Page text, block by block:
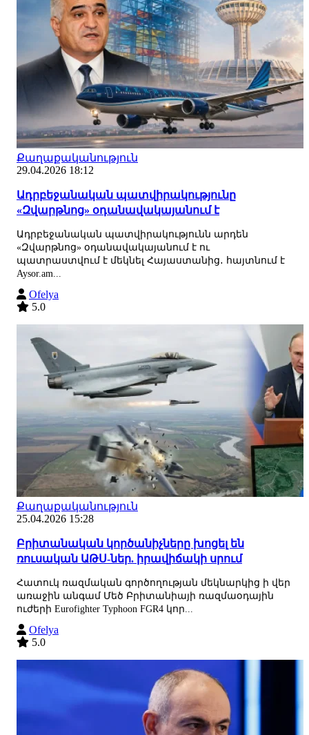
Քաղաքականություն
29.04.2026 18:12
Ադրբեջանական պատվիրակությունը
«Զվարթնոց» օդանավակայանում է
Ադրբեջանական պատվիրակությունն արդեն
«Զվարթնոց» օդանավակայանում է ու
պատրաստվում է մեկնել Հայաստանից․ հայտնում է
Aysor.am...
Ofelya
5.0
Քաղաքականություն
25.04.2026 15:28
Բրիտանական կործանիչները խոցել են
ռուսական ԱԹՍ-ներ. իրավիճակի սրում
Հատուկ ռազմական գործողության մեկնարկից ի վեր
առաջին անգամ Մեծ Բրիտանիայի ռազմաօդային
ուժերի Eurofighter Typhoon FGR4 կոր...
Ofelya
5.0